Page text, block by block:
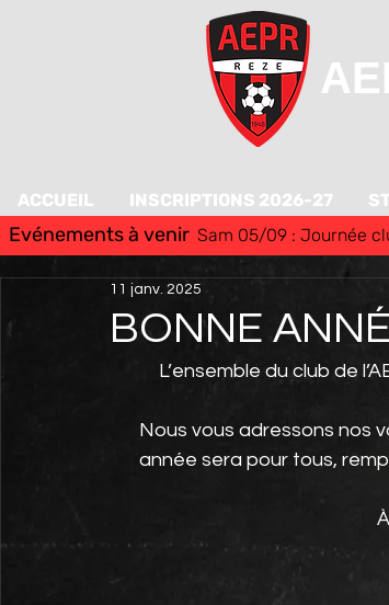
ACCUEIL INSCRIPTIONS 2026-27
Evénements à venir Sam 05/09 : Journée
BONNE
11 janv. 2025
L’ensemble du club de
Nous vous adressons nos
année sera pour tous,